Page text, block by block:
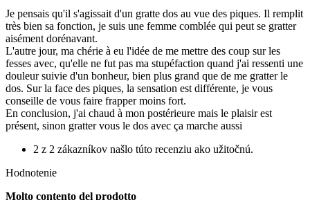
Je pensais qu'il s'agissait d'un gratte dos au vue des piques. Il remplit
très bien sa fonction, je suis une femme comblée qui peut se gratter
aisément dorénavant.
L'autre jour, ma chérie à eu l'idée de me mettre des coup sur les
fesses avec, qu'elle ne fut pas ma stupéfaction quand j'ai ressenti une
douleur suivie d'un bonheur, bien plus grand que de me gratter le
dos. Sur la face des piques, la sensation est différente, je vous
conseille de vous faire frapper moins fort.
En conclusion, j'ai chaud à mon postérieure mais le plaisir est
présent, sinon gratter vous le dos avec ça marche aussi
2 z 2 zákazníkov našlo túto recenziu ako užitočnú.
Hodnotenie
Molto contento del prodotto